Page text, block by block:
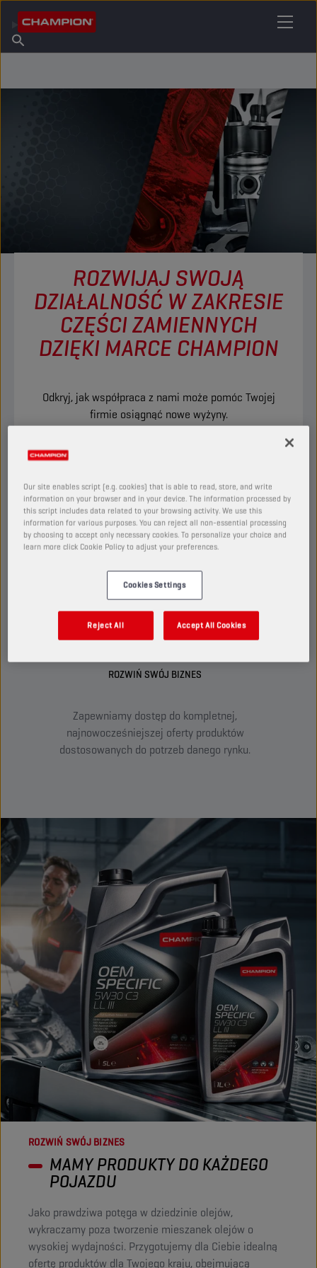
O firmie Champion
Znajdź punkt sprzedaży
ROZWIJAJ SWOJĄ
DZIAŁALNOŚĆ W ZAKRESIE
CZĘŚCI ZAMIENNYCH
DZIĘKI MARCE CHAMPION
Odkryj, jak współpraca z nami może pomóc Twojej
firmie osiągnąć nowe wyżyny.
WSPÓŁPRACUJEMY Z TOBĄ
ROZWIŃ SWÓJ BIZNES
Zapewniamy dostęp do kompletnej,
najnowocześniejszej oferty produktów
dostosowanych do potrzeb danego rynku.
ROZWIŃ SWÓJ BIZNES
MAMY PRODUKTY DO KAŻDEGO
POJAZDU
Jako prawdziwa potęga w dziedzinie olejów,
wykraczamy poza tworzenie mieszanek olejów o
wysokiej wydajności. Przygotujemy dla Ciebie idealną
ofertę produktów dla Twojego kraju, obejmującą
Our site enables script (e.g. cookies) that is able to read, store, and write
information on your browser and in your device. The information processed by
this script includes data related to your browsing activity. We use this
information for various purposes. You can reject all non-essential processing
by choosing to accept only necessary cookies. To personalize your choice and
learn more click Cookie Policy to adjust your preferences.
Cookies Settings
Reject All Accept All Cookies